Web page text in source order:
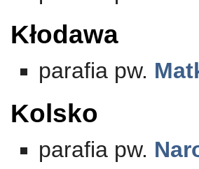
Kłodawa
parafia pw.
Kolsko
parafia pw.